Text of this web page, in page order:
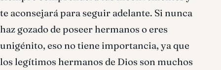
te aconsejará para seguir adelante. Si nunca
haz gozado de poseer hermanos o eres
unigénito, eso no tiene importancia, ya que
los legítimos hermanos de Dios son muchos